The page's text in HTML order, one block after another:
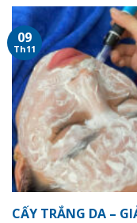
CẤY TRẮNG DA –
09
Th11